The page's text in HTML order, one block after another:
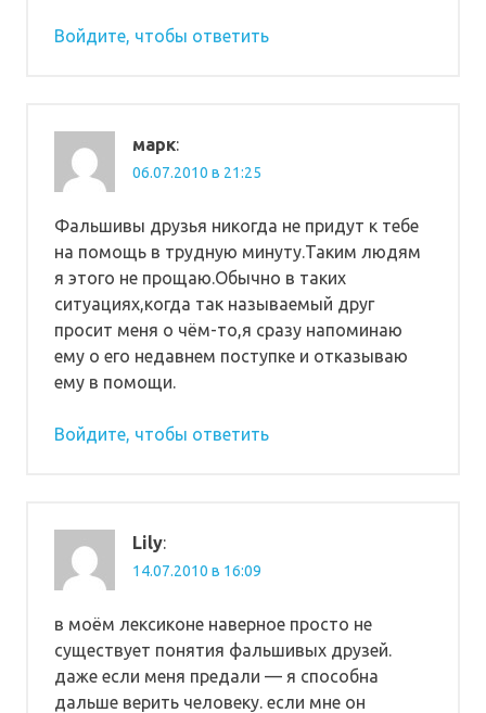
Войдите, чтобы ответить
марк:
06.07.2010 в 21:25
Фальшивы друзья никогда не придут к тебе
на помощь в трудную минуту.Таким людям
я этого не прощаю.Обычно в таких
ситуациях,когда так называемый друг
просит меня о чём-то,я сразу напоминаю
ему о его недавнем поступке и отказываю
ему в помощи.
Войдите, чтобы ответить
Lily:
14.07.2010 в 16:09
в моём лексиконе наверное просто не
существует понятия фальшивых друзей.
даже если меня предали — я способна
дальше верить человеку. если мне он